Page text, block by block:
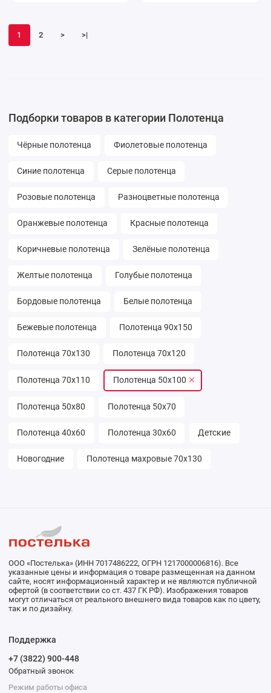
1 2 > >|
Подборки товаров в категории Полотенца
Чёрные полотенца Фиолетовые полотенца
Синие полотенца Серые полотенца
Розовые полотенца Разноцветные полотенца
Оранжевые полотенца Красные полотенца
Коричневые полотенца Зелёные полотенца
Желтые полотенца Голубые полотенца
Бордовые полотенца Белые полотенца
Бежевые полотенца Полотенца 90х150
Полотенца 70х130 Полотенца 70х120
Полотенца 70х110 Полотенца 50х100
Полотенца 50х80 Полотенца 50х70
Полотенца 40х60 Полотенца 30х60 Детские
Новогодние Полотенца махровые 70х130
ООО «Постелька» (ИНН 7017486222, ОГРН 1217000006816). Все
указанные цены и информация о товаре размещенная на данном
сайте, носят информационный характер и не являются публичной
офертой (в соответствии со ст. 437 ГК РФ). Изображения товаров
могут отличаться от реального внешнего вида товаров как по цвету,
так и по дизайну.
Поддержка
+7 (3822) 900-448
Обратный звонок
Режим работы офиса